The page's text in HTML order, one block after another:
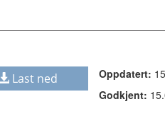
Last ned Oppdatert:
Godkjent: